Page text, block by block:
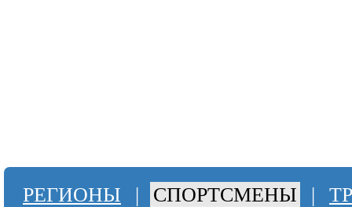
РЕГИОНЫ | СПОРТСМЕНЫ |